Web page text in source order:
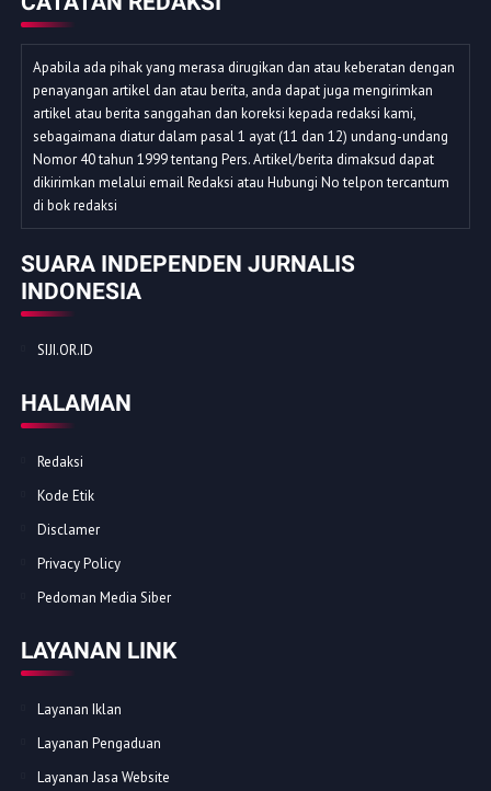
Apabila ada pihak yang merasa dirugikan dan atau keberatan dengan
penayangan artikel dan atau berita, anda dapat juga mengirimkan
artikel atau berita sanggahan dan koreksi kepada redaksi kami,
sebagaimana diatur dalam pasal 1 ayat (11 dan 12) undang-undang
Nomor 40 tahun 1999 tentang Pers. Artikel/berita dimaksud dapat
dikirimkan melalui email Redaksi atau Hubungi No telpon tercantum
di bok redaksi
SUARA INDEPENDEN JURNALIS
INDONESIA
SIJI.OR.ID
HALAMAN
Redaksi
Kode Etik
Disclamer
Privacy Policy
Pedoman Media Siber
LAYANAN LINK
Layanan Iklan
Layanan Pengaduan
Layanan Jasa Website